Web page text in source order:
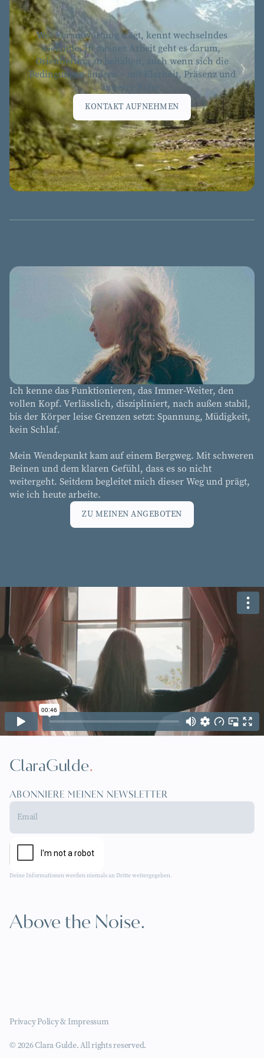
Wer Verantwortung trägt, kennt wechselndes
Gelände. In meiner Arbeit geht es darum,
Orientierung zu behalten, auch wenn sich die
Bedingungen ändern – mit Klarheit, Präsenz und
innerer Ruhe.
KONTAKT AUFNEHMEN
Ich kenne das Funktionieren, das Immer-Weiter, den
vollen Kopf. Verlässlich, diszipliniert, nach außen stabil,
bis der Körper leise Grenzen setzt: Spannung, Müdigkeit,
kein Schlaf.
Mein Wendepunkt kam auf einem Bergweg. Mit schweren
Beinen und dem klaren Gefühl, dass es so nicht
weitergeht. Seitdem begleitet mich dieser Weg und prägt,
wie ich heute arbeite.
ZU MEINEN ANGEBOTEN
ClaraGulde.
ABONNIERE MEINEN NEWSLETTER
Deine Informationen werden niemals an Dritte weitergegeben.
Above the Noise.
Privacy Policy & Impressum
© 2026 Clara Gulde. All rights reserved.